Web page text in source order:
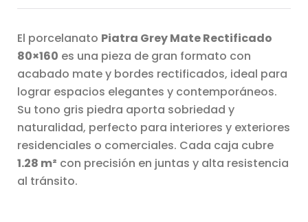
El porcelanato Piatra Grey Mate Rectificado
80×160 es una pieza de gran formato con
acabado mate y bordes rectificados, ideal para
lograr espacios elegantes y contemporáneos.
Su tono gris piedra aporta sobriedad y
naturalidad, perfecto para interiores y exteriores
residenciales o comerciales. Cada caja cubre
1.28 m² con precisión en juntas y alta resistencia
al tránsito.